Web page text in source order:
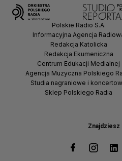
Znajdziesz
Polskie Radio S.A.
Informacyjna Agencja
Redakcja Katolicka
Redakcja Ekumeniczna
Centrum Edukacji Medialnej
Agencja Muzyczna Polskiego
Studia nagraniowe i
Sklep Polskiego Radia